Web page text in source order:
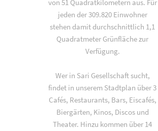
von 51 Quadratkilometern aus. Für
jeden der 309.820 Einwohner
stehen damit durchschnittlich 1,1
Quadratmeter Grünfläche zur
Verfügung.
Wer in Sari Gesellschaft sucht,
findet in unserem Stadtplan über 3
Cafés, Restaurants, Bars, Eiscafés,
Biergärten, Kinos, Discos und
Theater. Hinzu kommen über 14